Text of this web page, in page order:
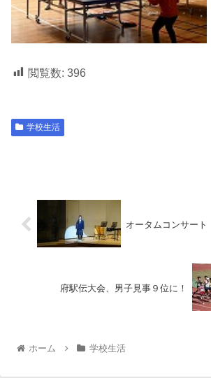
閲覧数: 396
学校生活
オータムコンサート
府駅伝大会、男子見事９位に！
ホーム 学校生活